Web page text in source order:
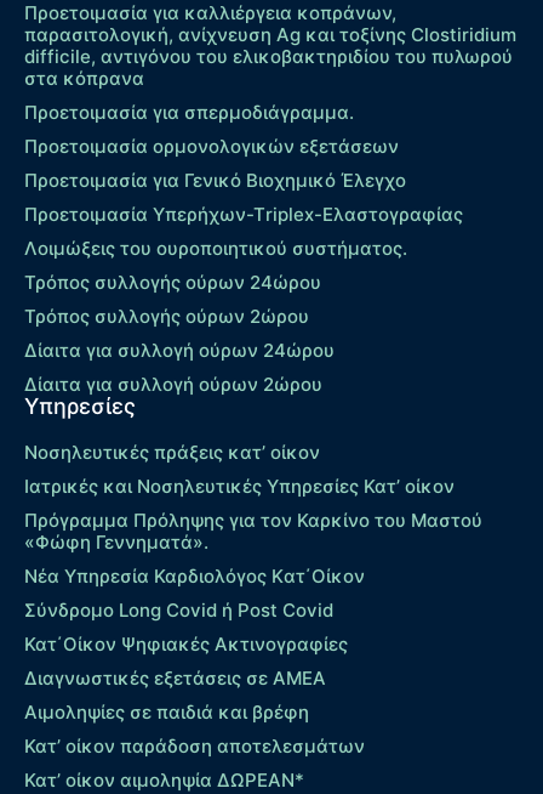
Προετοιμασία για καλλιέργεια κοπράνων,
παρασιτολογική, ανίχνευση Ag και τοξίνης Clostiridium
difficile, αντιγόνου του ελικοβακτηριδίου του πυλωρού
στα κόπρανα
Προετοιμασία για σπερμοδιάγραμμα.
Προετοιμασία ορμονολογικών εξετάσεων
Προετοιμασία για Γενικό Βιοχημικό Έλεγχο
Προετοιμασία Υπερήχων-Τriplex-Ελαστογραφίας
Λοιμώξεις του ουροποιητικού συστήματος.
Τρόπος συλλογής ούρων 24ώρου
Τρόπος συλλογής ούρων 2ώρου
Δίαιτα για συλλογή ούρων 24ώρου
Δίαιτα για συλλογή ούρων 2ώρου
Υπηρεσίες
Νοσηλευτικές πράξεις κατ’ οίκον
Ιατρικές και Νοσηλευτικές Υπηρεσίες Κατ’ οίκον
Πρόγραμμα Πρόληψης για τον Καρκίνο του Μαστού
«Φώφη Γεννηματά».
Νέα Υπηρεσία Καρδιολόγος Kατ΄Οίκον
Σύνδρομο Long Covid ή Post Covid
Κατ΄Οίκον Ψηφιακές Ακτινογραφίες
Διαγνωστικές εξετάσεις σε ΑΜΕΑ
Αιμοληψίες σε παιδιά και βρέφη
Κατ’ οίκον παράδοση αποτελεσμάτων
Κατ’ οίκον αιμοληψία ΔΩΡΕΑΝ*